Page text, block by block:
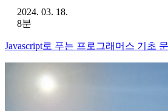
2024. 03. 18.
8분
Javascript로 푸는 프로그래머스 기초